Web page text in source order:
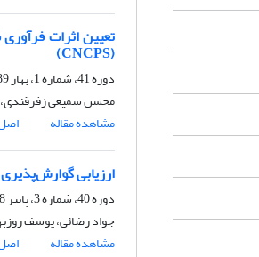
تعیین اثرات
(CNCPS)
دوره 41، شماره 1، بهار 1389
محسن سمیعی زفرقندی،
مشاهده مقاله
ارزیابی
دوره 40، شماره 3، پاییز 1388
جواد رضائی، یوسف
مشاهده مقاله